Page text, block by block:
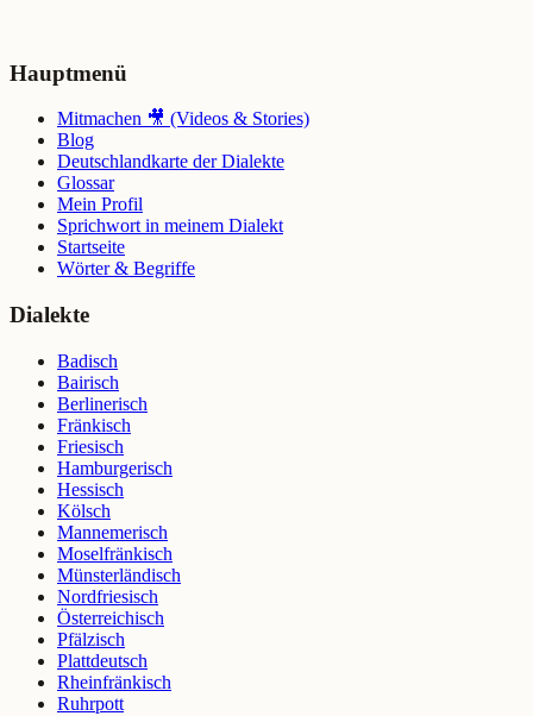
Hauptmenü
Mitmachen 🎥 (Videos & Stories)
Blog
Deutschlandkarte der Dialekte
Glossar
Mein Profil
Sprichwort in meinem Dialekt
Startseite
Wörter & Begriffe
Dialekte
Badisch
Bairisch
Berlinerisch
Fränkisch
Friesisch
Hamburgerisch
Hessisch
Kölsch
Mannemerisch
Moselfränkisch
Münsterländisch
Nordfriesisch
Österreichisch
Pfälzisch
Plattdeutsch
Rheinfränkisch
Ruhrpott